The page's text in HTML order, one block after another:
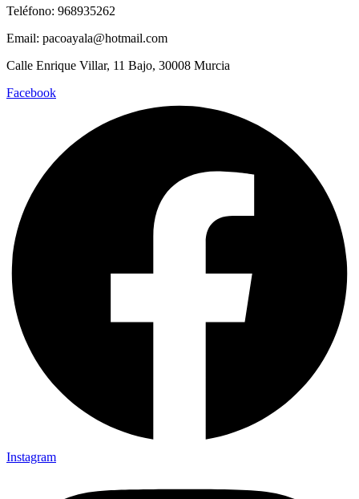
Teléfono: 968935262
Email: pacoayala@hotmail.com
Calle Enrique Villar, 11 Bajo, 30008 Murcia
Facebook
Instagram